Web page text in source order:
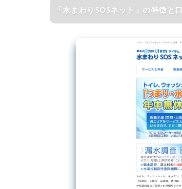
「水まわりSOSネット」の特徴と